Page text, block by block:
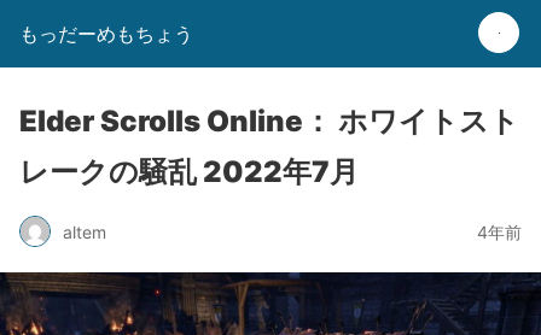
もっだーめもちょう
Elder Scrolls Online： ホワイトスト
レークの騒乱 2022年7月
altem 4年前